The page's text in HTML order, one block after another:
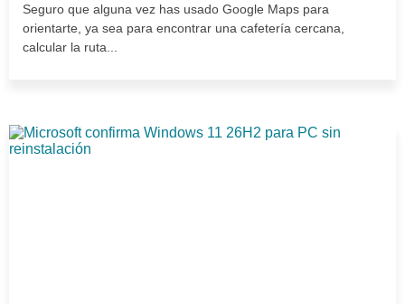
Seguro que alguna vez has usado Google Maps para
orientarte, ya sea para encontrar una cafetería cercana,
calcular la ruta...